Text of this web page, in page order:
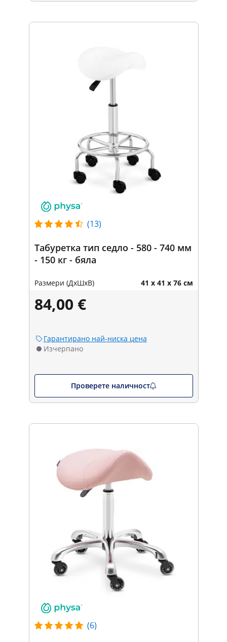
(13)
Табуретка тип седло - 580 - 740 мм
- 150 кг - бяла
Размери (ДxШxВ) 41 x 41 x 76 см
84,00 €
Гарантирано най-ниска цена
Изчерпано
Проверете наличност
(6)